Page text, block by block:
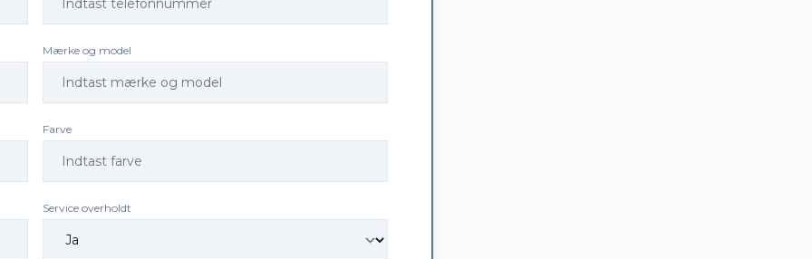
Mærke og model
Farve
Service overholdt